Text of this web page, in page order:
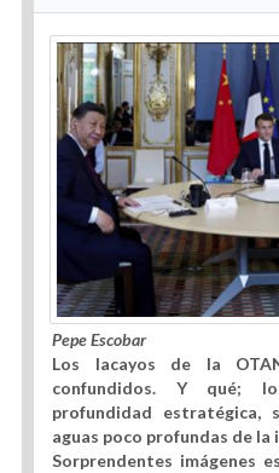
Pepe Escobar
Los lacayos de la
confundidos. Y qué;
profundidad estratégica,
aguas poco profundas de la
Sorprendentes imágenes